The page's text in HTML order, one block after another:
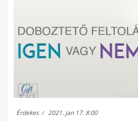
Érdekes 2021. jan 17. 8:00